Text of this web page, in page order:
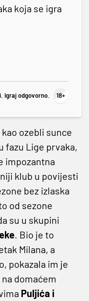
koja se igra
Igraj odgovorno.
ozebli sunce
fazu Lige prvaka,
impozantna
klub u povijesti
bez izlaska
od sezone
su u skupini
. Bio je to
Milana, a
pokazala im je
domaćem
Puljića i